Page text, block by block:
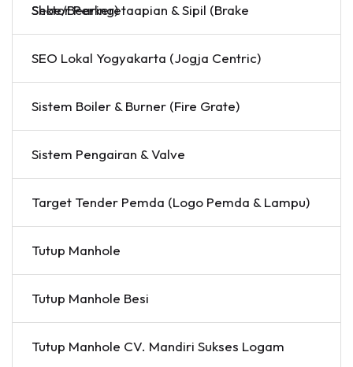
Sektor Perkeretaapian & Sipil (Brake Shoe/Bearing)
SEO Lokal Yogyakarta (Jogja Centric)
Sistem Boiler & Burner (Fire Grate)
Sistem Pengairan & Valve
Target Tender Pemda (Logo Pemda & Lampu)
Tutup Manhole
Tutup Manhole Besi
Tutup Manhole CV. Mandiri Sukses Logam